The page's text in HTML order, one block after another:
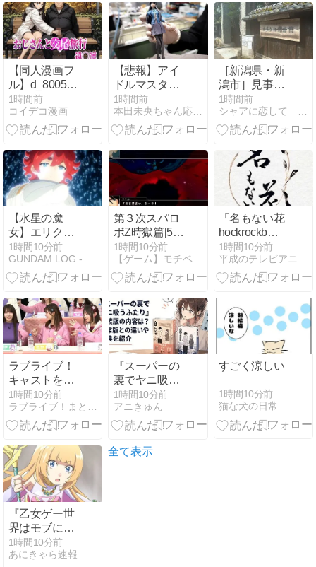
『10年たって
先に行けと言
われた』
【同人漫画フ
ル】d_800545
| おじさんと交
尾旅行 遠〇凛
| みみっくぼっ
1時間前
コイデコ漫画
【悲報】アイ
ドルマスター
ミリオンライ
ブの泥人形工
場、稼働終了
1時間前
本田未央ちゃん応援まとめ速報
［新潟県・新
潟市］見事な
調和「北方文
化博物館」
1時間前
シャアに恋して 〜ガンダムマニア〜
【水星の魔
女】エリクト
ってマジで奇
跡の存在だっ
たんだよな
1時間10分前
GUNDAM.LOG -ガンダム2chまとめブログ-
第３次スパロ
ボZ時獄篇[51
話/決戦！ブラ
ックホール！]
1時間10分前
【ゲーム】モチベーション維持日記【アニメ】
「名もない花
hockrockb
[MP3]」（『ワ
ールド イズ ダ
ンシング』エ
1時間10分前
平成のテレビアニメ＆令和のテレビアニメ
ラブライブ！
キャストを性
的に見るな委
員会
1時間10分前
ラブライブ！まとめちゃんねる！！
『スーパーの
裏でヤニ吸う
ふたり』特装
版の内容は？
通常版との違
介
1時間10分前
アニきゅん
すごく涼しい
1時間10分前
猫な犬の日常
『乙女ゲー世
界はモブに厳
しい世界です
２』 第5話 王
1時間10分前
あにきゃら速報
全て表示